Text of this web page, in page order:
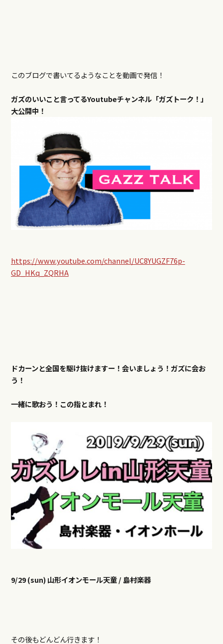
このブログで書いてるようなことを動画で発信！
ガズのいいこと言ってるYoutubeチャンネル「ガズトーク！」
大公開中！
https://www.youtube.com/channel/UC8YUGZF76p-
GD_HKq_ZQRHA
ドカーンと全国を駆け抜けますー！会いましょう！ガズに会お
う！
一緒に歌おう！ この指とまれ！
9/29 (sun) 山形イオンモール天童 / 島村楽器
その後もどんどん行きます！